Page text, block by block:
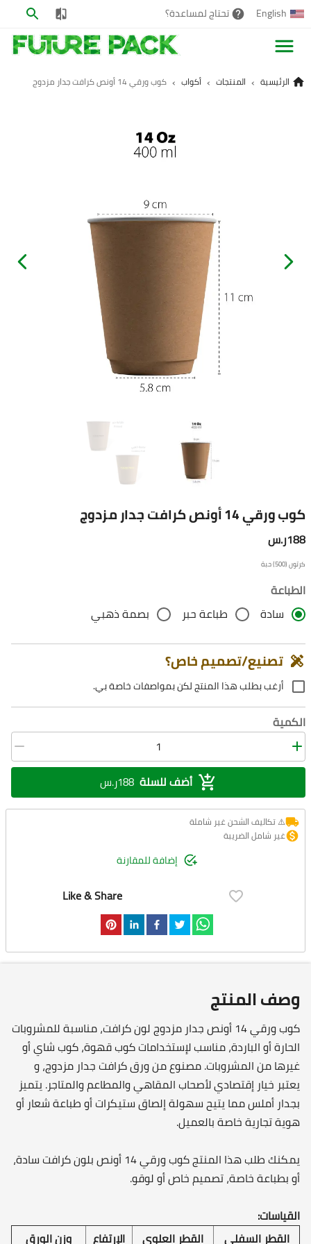
English تحتاج لمساعدة؟
الرئيسية › المنتجات › أكواب › كوب ورقي 14 أونص كرافت جدار مزدوج
كوب ورقي 14 أونص كرافت جدار مزدوج
188ر.س
كرتون (500) حبة
الطباعة
سادة
طباعة حبر بصمة ذهبي
تصنيع/تصميم خاص؟
أرغب بطلب هذا المنتج لكن بمواصفات خاصة بي.
الكمية
أضف للسلة 188ر.س
⚠️ تكاليف الشحن غير شاملة
غير شامل الضريبة
إضافة للمقارنة
Like & Share
وصف المنتج
كوب ورقي 14 أونص جدار مزدوج لون كرافت، مناسبة للمشروبات
الحارة أو الباردة، مناسب لإستخدامات كوب قهوة، كوب شاي أو
غيرها من المشروبات. مصنوع من ورق كرافت جدار مزدوج، و
يعتبر خيار إقتصادي لأصحاب المقاهي والمطاعم والمتاجر. يتميز
بجدار أملس مما يتيح سهولة إلصاق ستيكرات أو طباعة شعار أو
هوية تجارية خاصة بالعميل.
يمكنك طلب هذا المنتج كوب ورقي 14 أونص بلون كرافت سادة،
أو بطباعة خاصة، تصميم خاص أو لوقو.
القياسات:
القطر السفلي
القطر العلوي الإرتفاع وزن الورق